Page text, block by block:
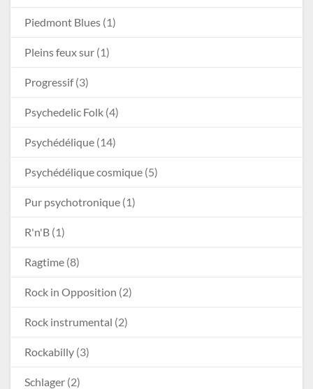
Piedmont Blues (1)
Pleins feux sur (1)
Progressif(3)
Psychedelic Folk (4)
Psychédélique (14)
Psychédélique cosmique (5)
Pur psychotronique (1)
R'n'B (1)
Ragtime (8)
Rock in Opposition (2)
Rock instrumental (2)
Rockabilly (3)
Schlager (2)